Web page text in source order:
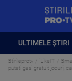
ULTIMELE ȘTIRI
Stirileprotv iLikeIT
puteti gasi gratuit jocuri,